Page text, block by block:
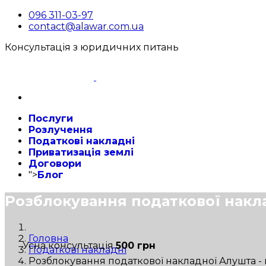
096 311-03-97
contact@alawar.com.ua
Консультація з юридичних питань
Послуги
Розлучення
Податкові накладні
Приватизація землі
Договори
">Блог
Розблокування податкової
Головна
Податкові накладні
Розблокування податкової накладної Алушта -
Усна консультація500 грн